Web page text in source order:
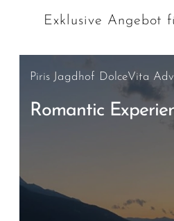
Exklusive Angebot
Piris Jagdhof DolceVita
Romantic